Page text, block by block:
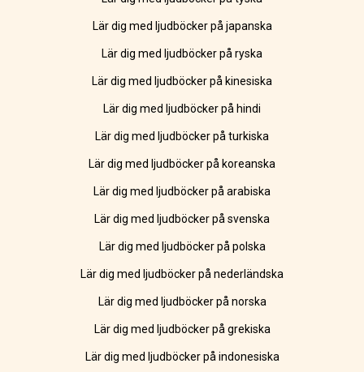
Lär dig med ljudböcker på japanska
Lär dig med ljudböcker på ryska
Lär dig med ljudböcker på kinesiska
Lär dig med ljudböcker på hindi
Lär dig med ljudböcker på turkiska
Lär dig med ljudböcker på koreanska
Lär dig med ljudböcker på arabiska
Lär dig med ljudböcker på svenska
Lär dig med ljudböcker på polska
Lär dig med ljudböcker på nederländska
Lär dig med ljudböcker på norska
Lär dig med ljudböcker på grekiska
Lär dig med ljudböcker på indonesiska